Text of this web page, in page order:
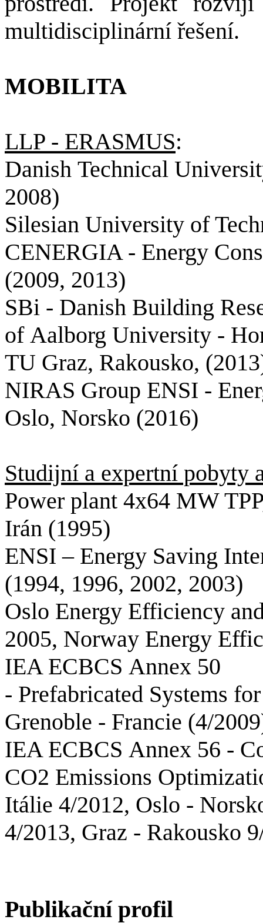
multidisciplinární řešení.
MOBILITA
LLP - ERASMUS:
Danish Technical
2008)
Silesian University of
CENERGIA - Energy
(2009, 2013)
SBi - Danish Building
of Aalborg University -
TU Graz, Rakousko,
NIRAS Group ENSI -
Oslo, Norsko (2016)
Studijní a expertní pobyty
Power plant 4x64 MW
Irán (1995)
ENSI – Energy Saving
(1994, 1996, 2002, 2003)
Oslo Energy Efficiency
2005, Norway Energy
IEA ECBCS Annex 50
- Prefabricated Systems
Grenoble - Francie (4/
IEA ECBCS Annex 56 -
CO2 Emissions
Itálie 4/2012, Oslo -
4/2013, Graz - Rakousko
Publikační profil